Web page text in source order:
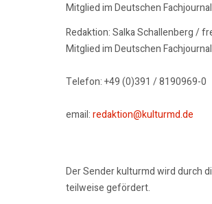
Mitglied im Deutschen
Redaktion: Salka Schallenberg /
Mitglied im Deutschen
Telefon: +49 (0)391 / 8190969-0
email:redaktion@kulturmd.de
Der Sender kulturmd wird durch
teilweise gefördert.